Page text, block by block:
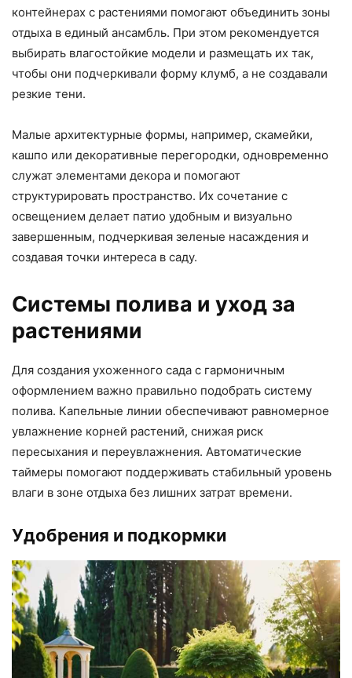
контейнерах с растениями помогают объединить зоны
отдыха в единый ансамбль. При этом рекомендуется
выбирать влагостойкие модели и размещать их так,
чтобы они подчеркивали форму клумб, а не создавали
резкие тени.
Малые архитектурные формы, например, скамейки,
кашпо или декоративные перегородки, одновременно
служат элементами декора и помогают
структурировать пространство. Их сочетание с
освещением делает патио удобным и визуально
завершенным, подчеркивая зеленые насаждения и
создавая точки интереса в саду.
Системы полива и уход за
растениями
Для создания ухоженного сада с гармоничным
оформлением важно правильно подобрать систему
полива. Капельные линии обеспечивают равномерное
увлажнение корней растений, снижая риск
пересыхания и переувлажнения. Автоматические
таймеры помогают поддерживать стабильный уровень
влаги в зоне отдыха без лишних затрат времени.
Удобрения и подкормки